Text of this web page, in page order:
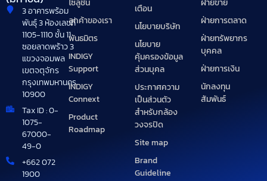
3 อาคารพร้อม
พันธุ์ 3 ห้องเลขที่
1105-1110 ชั้น 11
ซอยลาดพร้าว 3
แขวงจอมพล
เขตจตุจักร
กรุงเทพมหานคร
10900
Tax ID : 0-
1075-
67000-
49-0
+662 072
1900
โซลูชัน
ลูกค้าของเรา
พันธมิตร
INDIGY
Support
INDIGY
Connext
Product
Roadmap
เตือน
นโยบายบริษัท
นโยบาย
คุ้มครองข้อมูล
ส่วนบุคล
ประกาศความ
เป็นส่วนตัว
สำหรับกล้อง
วงจรปิด
Site map
Brand
Guideline
ฝ่ายขาย
ฝ่ายการตลาด
ฝ่ายทรัพยากร
บุคคล
ฝ่ายการเงิน
นักลงทุน
สัมพันธ์